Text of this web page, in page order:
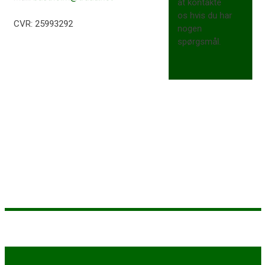
CVR: 25993292
at kontakte
os hvis du har
nogen
spørgsmål.